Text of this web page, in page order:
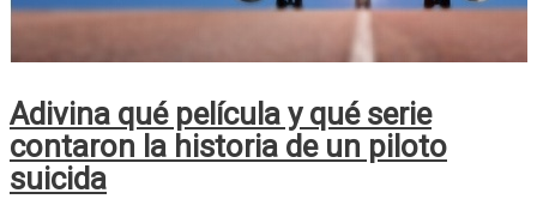
Adivina qué película y qué serie
contaron la historia de un piloto
suicida